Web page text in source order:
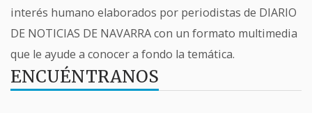
interés humano elaborados por periodistas de DIARIO
DE NOTICIAS DE NAVARRA con un formato multimedia
que le ayude a conocer a fondo la temática.
ENCUÉNTRANOS